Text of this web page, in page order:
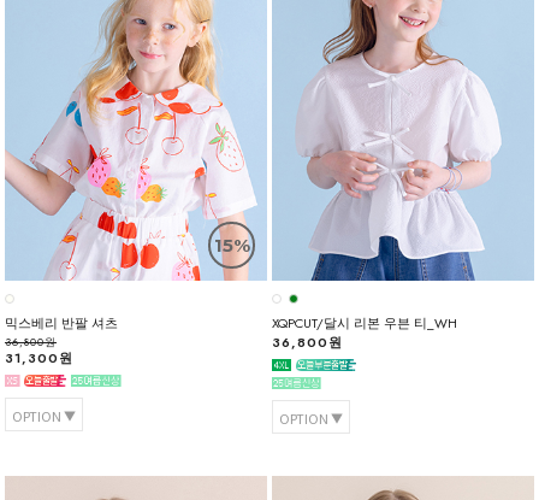
15%
믹스베리 반팔 셔츠
36,800원
31,300원
OPTION
XQPCUT/달시 리본 우븐 티_WH
36,800원
OPTION